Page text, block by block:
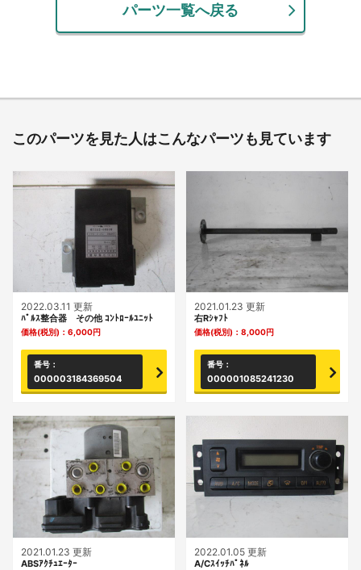
パーツ一覧へ戻る
このパーツを見た人はこんなパーツも見ています
2022.03.11 更新
ﾊﾟﾙｽ整合器 その他 ｺﾝﾄﾛｰﾙﾕﾆｯﾄ
価格(税別)： 6,000円
番号：
000003184369504
2021.01.23 更新
右Rｼｬﾌﾄ
価格(税別)：8,000円
番号：
000001085241230
2021.01.23 更新
ABSｱｸﾁｭｴｰﾀｰ
2022.01.05 更新
A/Cｽｲｯﾁﾊﾟﾈﾙ